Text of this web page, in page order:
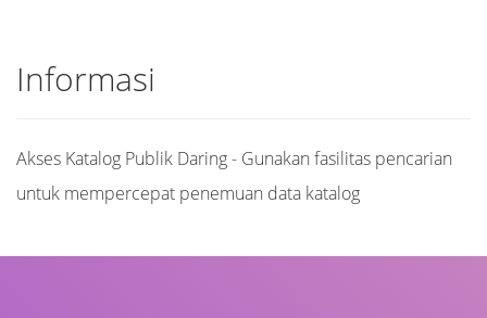
Informasi
Akses Katalog Publik Daring - Gunakan fasilitas pencarian
untuk mempercepat penemuan data katalog